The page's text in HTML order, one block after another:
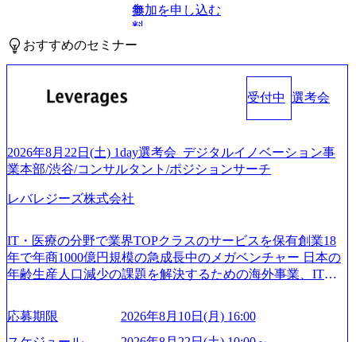
無
料
参加を申し込む
おすすめのセミナー
受付中 選考会
2026年8月22日(土) 1day選考会_デジタルイノベーション事
業本部/渋谷/コンサルタント/ポジションサーチ
レバレジーズ株式会社
IT・医療の分野で業界TOPクラスのサービスを保有創業18
年で年商1000億円規模の急成長中のメガベンチャー 日本の
年齢生産人口減少の課題を解決するための海外事業、IT事
以上の事業を展開する オールインハウスの組織体制をとっ
ており社内で新しい事業開発などの人員調達できる 独立資
応募期限
2026年8月10日(月) 16:00